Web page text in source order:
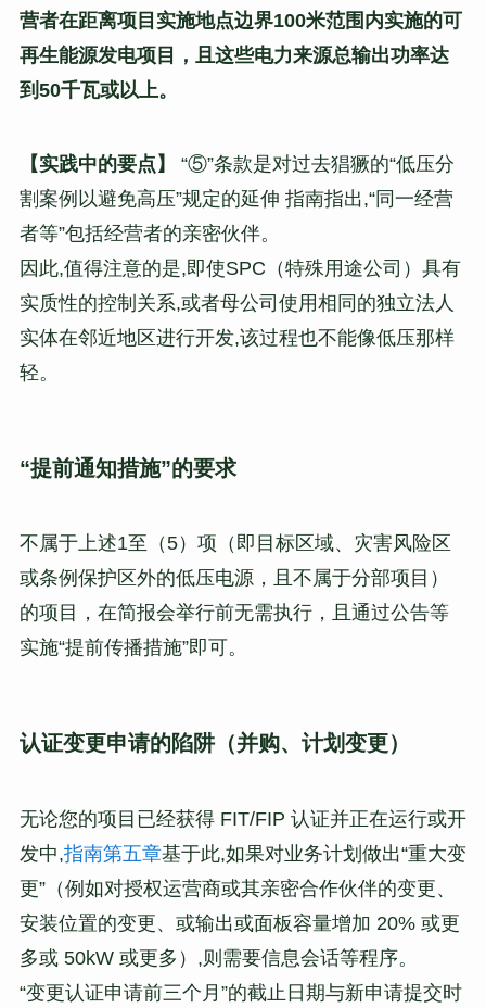
营者在距离项目实施地点边界100米范围内实施的可
再生能源发电项目，且这些电力来源总输出功率达
到50千瓦或以上。
【实践中的要点】
“⑤”条款是对过去猖獗的“低压分
割案例以避免高压”规定的延伸 指南指出,“同一经营
者等”包括经营者的亲密伙伴。
因此,值得注意的是,即使SPC（特殊用途公司）具有
实质性的控制关系,或者母公司使用相同的独立法人
实体在邻近地区进行开发,该过程也不能像低压那样
轻。
“提前通知措施”的要求
不属于上述1至（5）项（即目标区域、灾害风险区
或条例保护区外的低压电源，且不属于分部项目）
的项目，在简报会举行前无需执行，且通过公告等
实施“提前传播措施”即可。
认证变更申请的陷阱（并购、计划变更）
无论您的项目已经获得 FIT/FIP 认证并正在运行或开
发中,指南第五章基于此,如果对业务计划做出“重大变
更”（例如对授权运营商或其亲密合作伙伴的变更、
安装位置的变更、或输出或面板容量增加 20% 或更
多或 50kW 或更多）,则需要信息会话等程序。
“变更认证申请前三个月”的截止日期与新申请提交时